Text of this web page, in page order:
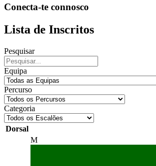
Conecta-te connosco
Lista de Inscritos
Pesquisar
Equipa
Percurso
Categoria
Dorsal
M